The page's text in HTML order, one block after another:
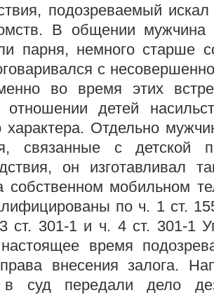
подозреваемый
В общении
парня, немного старше
с
во время этих
детей
характера. Отдельно
связанные с детской
он изготавливал
собственном мобильном
по ч. 1 ст.
ст. 301-1 и ч. 4 ст. 301-1
время
внесения залога.
в суд передали дело